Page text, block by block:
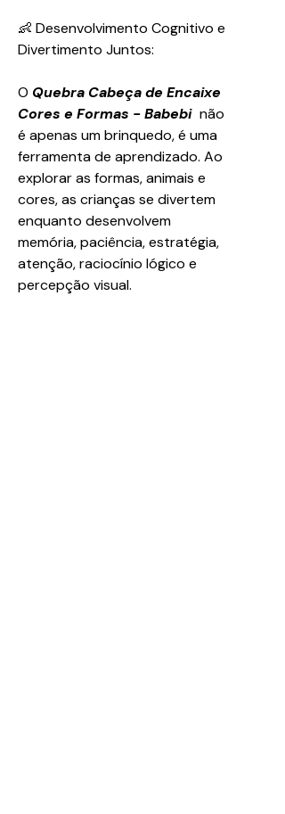
👶 Desenvolvimento Cognitivo e
Divertimento Juntos:
O Quebra Cabeça de Encaixe
Cores e Formas - Babebi não
é apenas um brinquedo, é uma
ferramenta de aprendizado. Ao
explorar as formas, animais e
cores, as crianças se divertem
enquanto desenvolvem
memória, paciência, estratégia,
atenção, raciocínio lógico e
percepção visual.